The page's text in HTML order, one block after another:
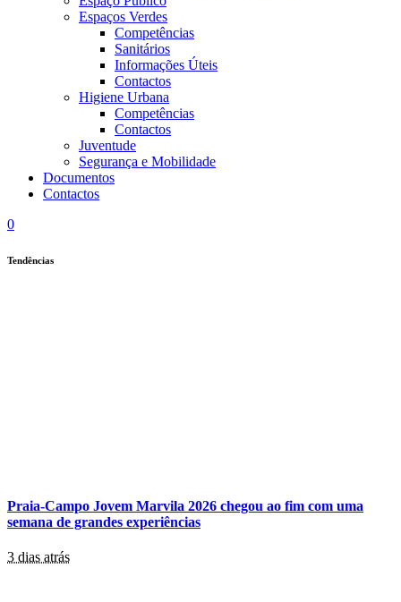
Espaços Verdes
Competências
Sanitários
Informações Úteis
Contactos
Higiene Urbana
Competências
Contactos
Juventude
Segurança e Mobilidade
Documentos
Contactos
0
Tendências
Praia-Campo Jovem Marvila 2026 chegou ao fim com uma
semana de grandes experiências
3 dias atrás